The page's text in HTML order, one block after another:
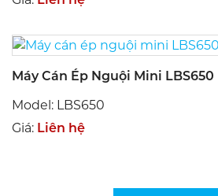
Máy Cán Ép Nguội Mini LBS650
Model: LBS650
Giá: Liên hệ